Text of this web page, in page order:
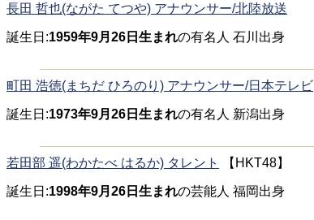
長田 哲也(ながた てつや) アナウンサー/北陸放送
誕生日:1959年9月26日生まれの有名人 石川出身
町田 浩徳(まちだ ひろのり) アナウンサー/日本テレビ
誕生日:1973年9月26日生まれの有名人 新潟出身
若田部 遥(わかたべ はるか) タレント 【HKT48】
誕生日:1998年9月26日生まれの芸能人 福岡出身